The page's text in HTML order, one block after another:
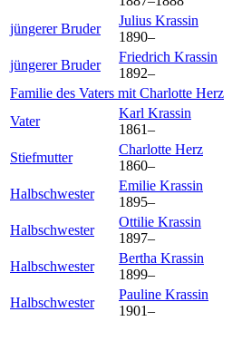
jüngerer Bruder
Julius Krassin
1890–
jüngerer Bruder
Friedrich Krassin
1892–
Familie des Vaters mit Charlotte Herz
Vater
Karl Krassin
1861–
Stiefmutter
Charlotte Herz
1860–
Halbschwester
Emilie Krassin
1895–
Halbschwester
Ottilie Krassin
1897–
Halbschwester
Bertha Krassin
1899–
Halbschwester
Pauline Krassin
1901–